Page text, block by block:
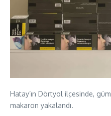
Hatay’ın Dörtyol ilçesinde,
makaron yakalandı.